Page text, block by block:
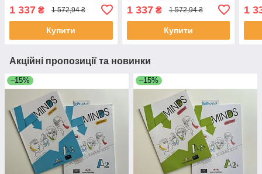
зошит)
1 337 ₴ 1 572,94 ₴
Купити
зошит)
1 337₴ 1 572,94 ₴
Купити
1
Акційні пропозиції та новинки
–15% –15%